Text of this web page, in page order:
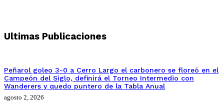
Ultimas Publicaciones
Peñarol goleo 3-0 a Cerro Largo el carbonero se floreó en el
Campeón del Siglo, definirá el Torneo Intermedio con
Wanderers y quedo puntero de la Tabla Anual
agosto 2, 2026